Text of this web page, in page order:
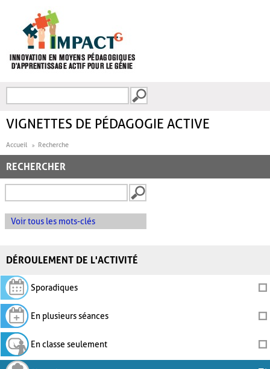
FORMULAIRE DE
VIGNETTES DE PÉDAGOGIE ACTIVE
Accueil Recherche
RECHERCHER
Voir tous les mots-clés
DÉROULEMENT DE L'ACTIVITÉ
Sporadiques
En plusieurs séances
En classe seulement